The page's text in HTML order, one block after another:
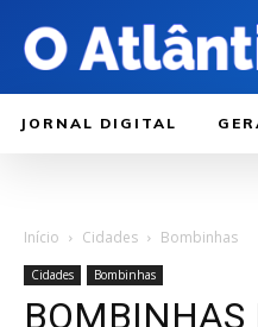
JORNAL DIGITAL
Início Cidades Bombinhas
Cidades Bombinhas
BOMBINHAS